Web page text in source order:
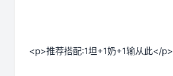
<p>推荐搭配:1坦+1奶+1输从此</p>